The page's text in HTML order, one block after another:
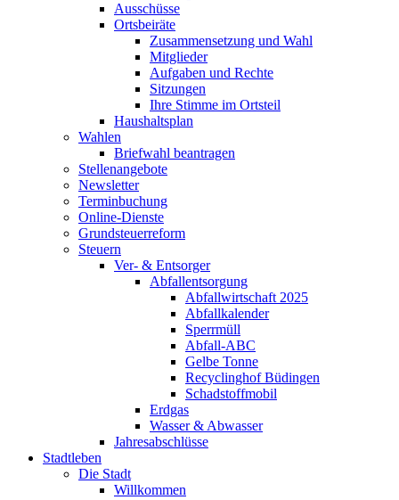
Ausschüsse
Ortsbeiräte
Zusammensetzung und Wahl
Mitglieder
Aufgaben und Rechte
Sitzungen
Ihre Stimme im Ortsteil
Haushaltsplan
Wahlen
Briefwahl beantragen
Stellenangebote
Newsletter
Terminbuchung
Online-Dienste
Grundsteuerreform
Steuern
Ver- & Entsorger
Abfallentsorgung
Abfallwirtschaft 2025
Abfallkalender
Sperrmüll
Abfall-ABC
Gelbe Tonne
Recyclinghof Büdingen
Schadstoffmobil
Erdgas
Wasser & Abwasser
Jahresabschlüsse
Stadtleben
Die Stadt
Willkommen